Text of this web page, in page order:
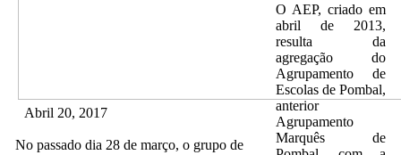
Abril 20, 2017
No passado dia 28 de março, o grupo de
O AEP, criado em
abril de 2013,
resulta da
agregação do
Agrupamento de
Escolas de Pombal,
anterior
Agrupamento
Marquês de